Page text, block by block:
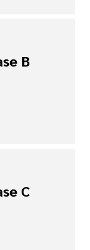
B
C